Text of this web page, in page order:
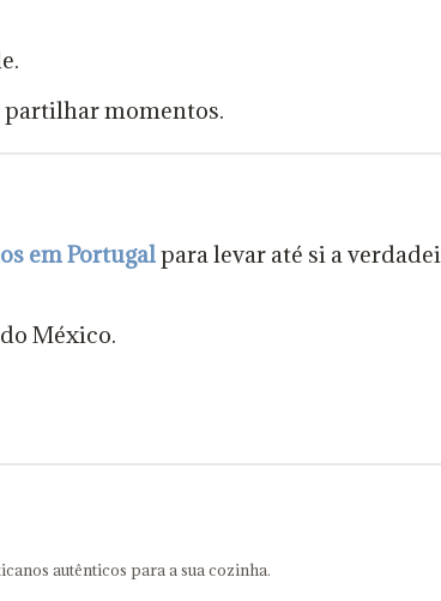
partilhar momentos.
em Portugalpara levar até si a
México.
autênticos para a sua cozinha.